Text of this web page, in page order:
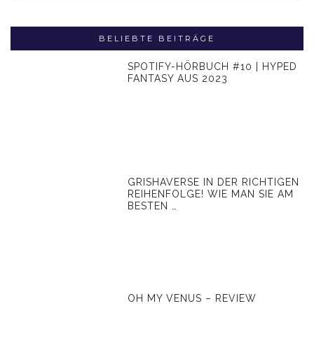
BELIEBTE BEITRÄGE
SPOTIFY-HÖRBUCH #10 | HYPED
FANTASY AUS 2023
GRISHAVERSE IN DER RICHTIGEN
REIHENFOLGE! WIE MAN SIE AM
BESTEN …
OH MY VENUS – REVIEW